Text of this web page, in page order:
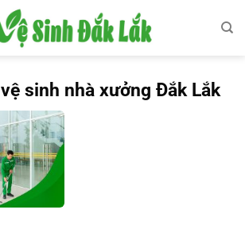
vệ sinh nhà xưởng Đắk Lắk